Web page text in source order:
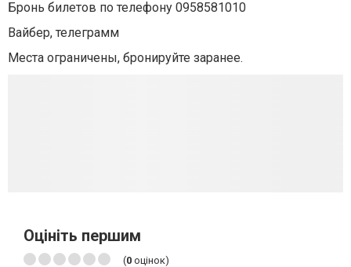
Бронь билетов по телефону 0958581010
Вайбер, телеграмм
Места ограничены, бронируйте заранее.
Оцініть першим
(0 оцінок)